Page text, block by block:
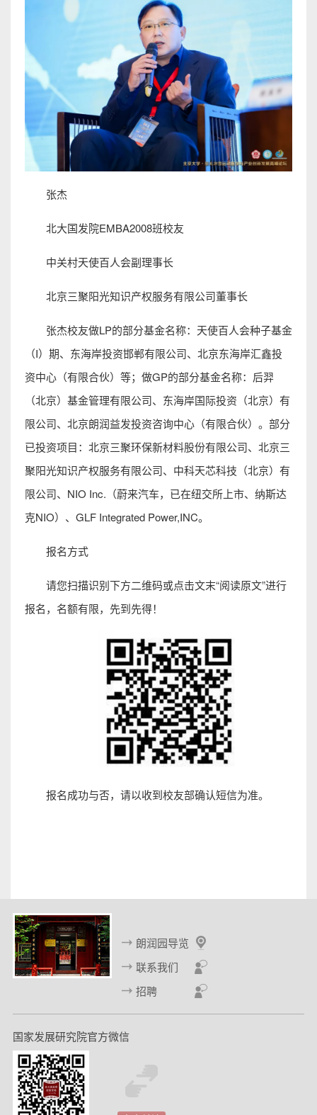
张杰
北大国发院EMBA2008班校友
中关村天使百人会副理事长
北京三聚阳光知识产权服务有限公司董事长
张杰校友做LP的部分基金名称：天使百人会种子基金
（I）期、东海岸投资邯郸有限公司、北京东海岸汇鑫投
资中心（有限合伙）等；做GP的部分基金名称：后羿
（北京）基金管理有限公司、东海岸国际投资（北京）有
限公司、北京朗润益发投资咨询中心（有限合伙）。部分
已投资项目：北京三聚环保新材料股份有限公司、北京三
聚阳光知识产权服务有限公司、中科天芯科技（北京）有
限公司、NIO Inc.（蔚来汽车，已在纽交所上市、纳斯达
克NIO）、GLF Integrated Power,INC。
报名方式
请您扫描识别下方二维码或点击文末“阅读原文”进行
报名，名额有限，先到先得！
报名成功与否，请以收到校友部确认短信为准。
朗润园导览
联系我们
招聘
国家发展研究院官方微信